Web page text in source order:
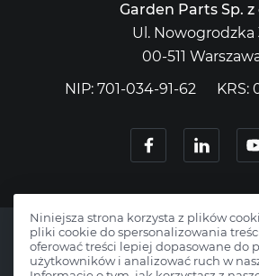
Garden Parts Sp. z
Ul. Nowogrodzka
00-511
NIP: 701-034-91-62
KRS:
Niniejsza strona korzysta z plików
pliki cookie do spersonalizowania
oferować treści lepiej dopasowane do
użytkowników i analizować ruch w